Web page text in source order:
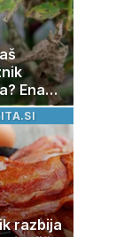
Ena
lahko
–
rešite
razbija